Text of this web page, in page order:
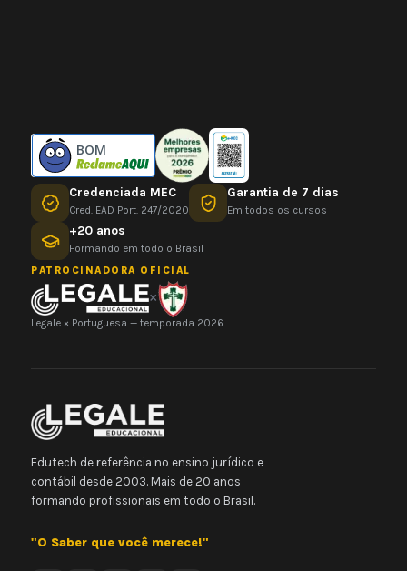
BOM
Credenciada MEC
Cred. EAD Port. 247/2020
Garantia de 7 dias
Em todos os cursos
+20 anos
Formando em todo o Brasil
PATROCINADORA OFICIAL
×
Legale × Portuguesa — temporada 2026
Edutech de referência no ensino jurídico e
contábil desde 2003. Mais de 20 anos
formando profissionais em todo o Brasil.
"O Saber que você merece!"